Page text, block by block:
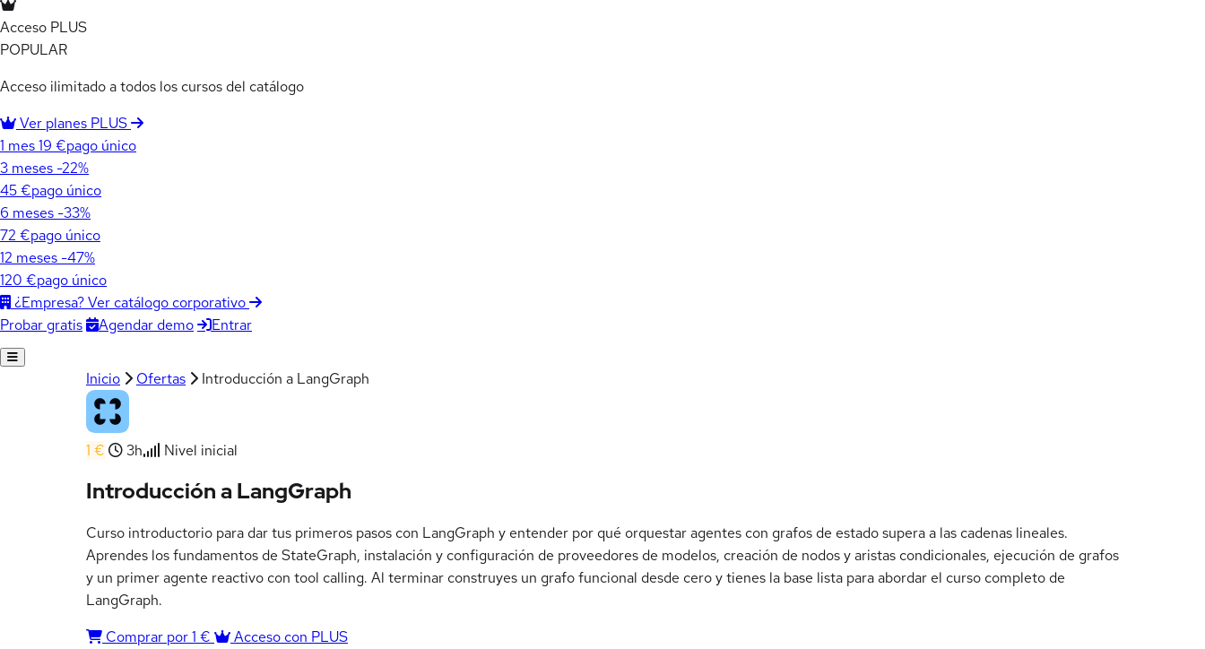
Acceso PLUS
POPULAR
Acceso ilimitado a todos los cursos del catálogo
Ver planes PLUS
1 mes19 €pago único
3 meses -22%
45 €pago único
6 meses -33%
72 €pago único
12 meses -47%
120 €pago único
¿Empresa? Ver catálogo corporativo
Probar gratis
Agendar demo Entrar
Inicio Ofertas Introducción a LangGraph
1 € 3h Nivel inicial
Introducción a LangGraph
Curso introductorio para dar tus primeros pasos con LangGraph y entender por qué orquestar agentes con grafos de estado supera a las cadenas lineales.
Aprendes los fundamentos de StateGraph, instalación y configuración de proveedores de modelos, creación de nodos y aristas condicionales, ejecución de grafos
y un primer agente reactivo con tool calling. Al terminar construyes un grafo funcional desde cero y tienes la base lista para abordar el curso completo de
LangGraph.
Comprar por 1 €
Acceso con PLUS